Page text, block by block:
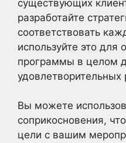
существующих
разработайте
соответствовать
используйте это для
программы в целом
удовлетворительных
Вы можете
соприкосновения,
цели с вашим